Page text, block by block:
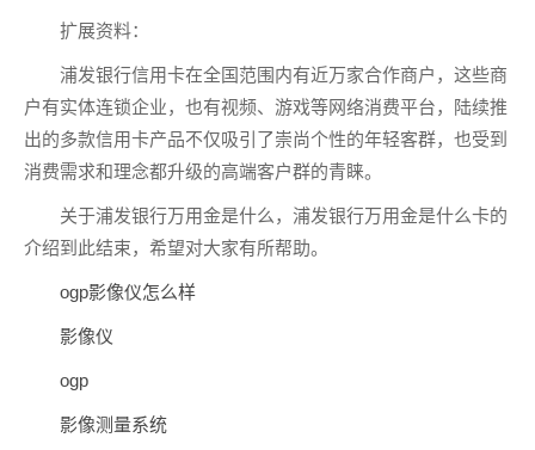
扩展资料：
浦发银行信用卡在全国范围内有近万家合作商户，这些商
户有实体连锁企业，也有视频、游戏等网络消费平台，陆续推
出的多款信用卡产品不仅吸引了崇尚个性的年轻客群，也受到
消费需求和理念都升级的高端客户群的青睐。
关于浦发银行万用金是什么，浦发银行万用金是什么卡的
介绍到此结束，希望对大家有所帮助。
ogp影像仪怎么样
影像仪
ogp
影像测量系统